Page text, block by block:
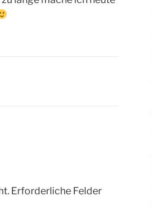
Erforderliche Felder